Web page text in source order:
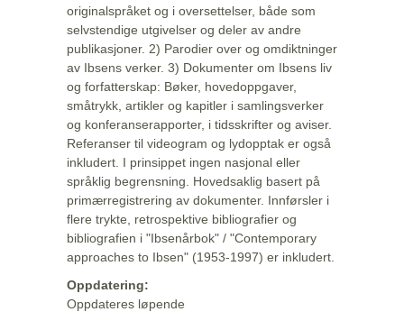
originalspråket og i oversettelser, både som
selvstendige utgivelser og deler av andre
publikasjoner. 2) Parodier over og omdiktninger
av Ibsens verker. 3) Dokumenter om Ibsens liv
og forfatterskap: Bøker, hovedoppgaver,
småtrykk, artikler og kapitler i samlingsverker
og konferanserapporter, i tidsskrifter og aviser.
Referanser til videogram og lydopptak er også
inkludert. I prinsippet ingen nasjonal eller
språklig begrensning. Hovedsaklig basert på
primærregistrering av dokumenter. Innførsler i
flere trykte, retrospektive bibliografier og
bibliografien i "Ibsenårbok" / "Contemporary
approaches to Ibsen" (1953-1997) er inkludert.
Oppdatering:
Oppdateres løpende